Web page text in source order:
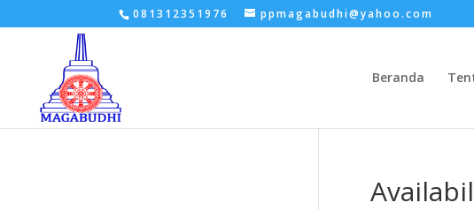
081312351976 ppmagabudhi@yahoo.com
Beranda